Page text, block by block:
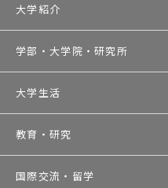
大学紹介
学部・大学院・研究所
大学生活
教育・研究
国際交流・留学